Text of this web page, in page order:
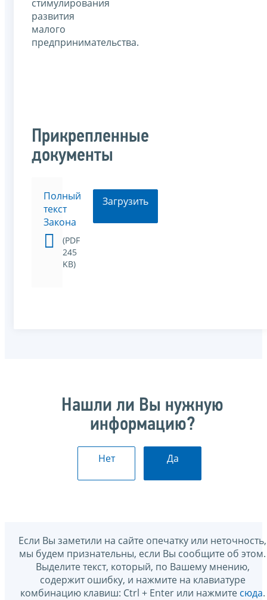
стимулирования
развития
малого
предпринимательства.
Прикрепленные
документы
Полный
текст
Закона
(PDF
245
KB)
Загрузить
Нашли ли Вы нужную
информацию?
Нет Да
Если Вы заметили на сайте опечатку или неточность,
мы будем признательны, если Вы сообщите об этом.
Выделите текст, который, по Вашему мнению,
содержит ошибку, и нажмите на клавиатуре
комбинацию клавиш: Ctrl + Enter или нажмите сюда.